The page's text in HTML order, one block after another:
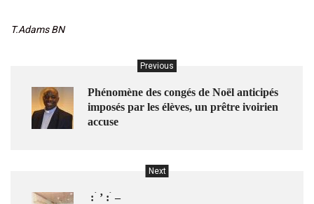
T.Adams BN
Previous
Phénomène des congés de Noël anticipés
imposés par les élèves, un prêtre ivoirien
accuse
Next
́ : ̀ ’ : ́ –